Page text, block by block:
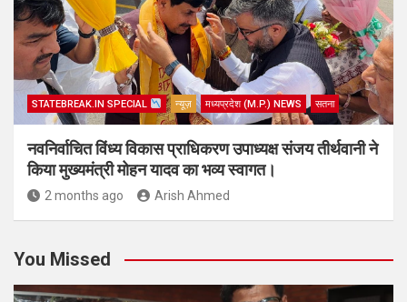
STATEBREAK.IN SPECIAL न्यूज़ मध्यप्रदेश (M.P.) NEWS सतना
नवनिर्वाचित विंध्य विकास प्राधिकरण उपाध्यक्ष संजय तीर्थवानी ने
किया मुख्यमंत्री मोहन यादव का भव्य स्वागत।
2 months ago Arish Ahmed
You Missed